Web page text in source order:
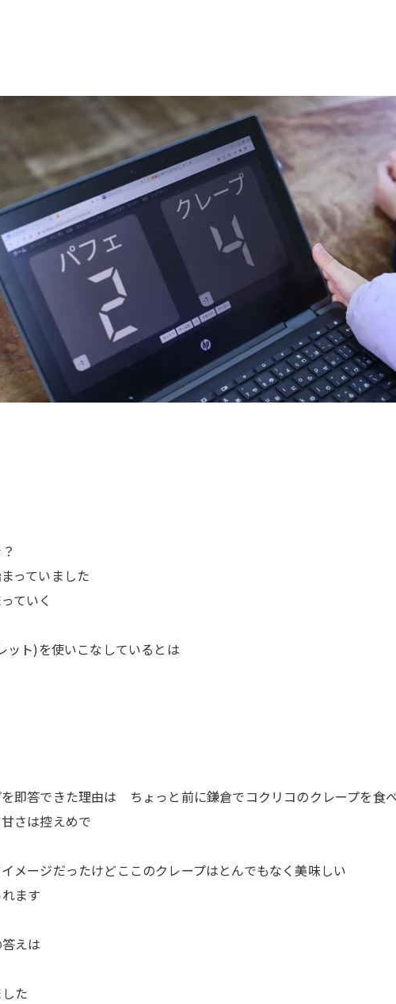
っていました
ていく
ット)を使いこなしているとは
即答できた理由は ちょっと前に鎌倉でコクリコのクレープを食
さは控えめで
メージだったけどここのクレープはとんでもなく美味しい
ます
えは
た